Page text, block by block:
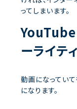
ってしまいます。
YouTube
ーライテ
動画になってい
になります。